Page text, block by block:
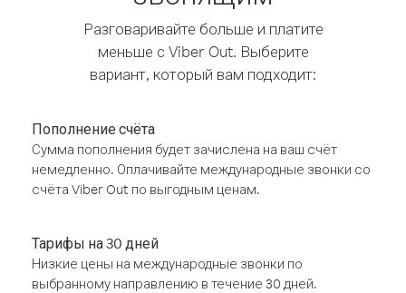
Разговаривайте больше и платите
меньше с Viber Out. Выберите
вариант, который вам подходит:
Пополнение счёта
Сумма пополнения будет зачислена на ваш счёт
немедленно. Оплачивайте международные звонки со
счёта Viber Out по выгодным ценам.
Тарифы на 30 дней
Низкие цены на международные звонки по
выбранному направлению в течение 30 дней.